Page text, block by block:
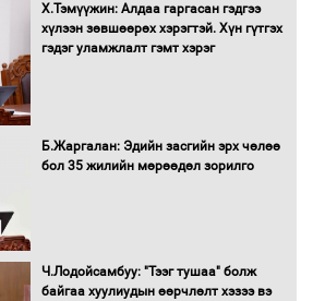
Автобензин, дизель түлшний онцгой
албан татварыг тэглэлээ
Санхүүгийн хэмнэлтийн горимд эрүүл
мэндийн салбар хамаарахгүй
Нөөцийн махны худалдаа,
борлуулалтыг нээлттэй ил тод
Х.Тэмүүжин: Алдаа гаргасан гэдгээ
хүлээн зөвшөөрөх хэрэгтэй. Хүн гүтгэх
гэдэг уламжлалт гэмт хэрэг
Б.Жаргалан: Эдийн засгийн эрх чөлөө
бол 35 жилийн мөрөөдөл зорилго
Ч.Лодойсамбуу: "Тээг тушаа" болж
байгаа хуулиудын өөрчлөлт хэзээ вэ